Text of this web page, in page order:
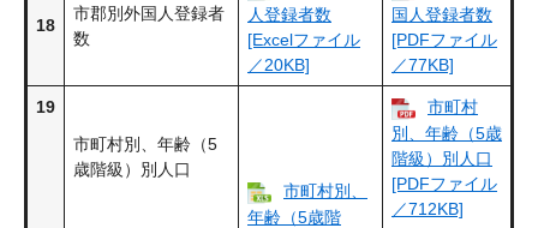
18
市郡別外国人登録者
数
人登録者数
[Excelファイル
／20KB]
国人登録者数
[PDFファイル
／77KB]
19
市町村別、年齢（5
歳階級）別人口
市町村別、
年齢（5歳階
市町村
別、年齢（5歳
階級）別人口
[PDFファイル
／712KB]